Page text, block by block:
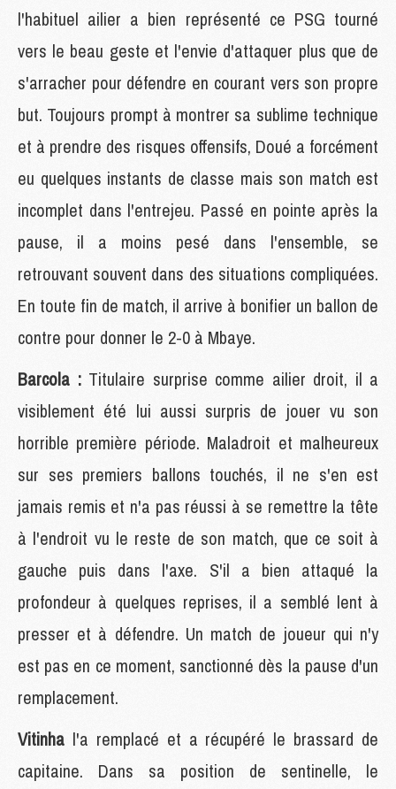
l'habituel ailier a bien représenté ce PSG tourné
vers le beau geste et l'envie d'attaquer plus que de
s'arracher pour défendre en courant vers son propre
but. Toujours prompt à montrer sa sublime technique
et à prendre des risques offensifs, Doué a forcément
eu quelques instants de classe mais son match est
incomplet dans l'entrejeu. Passé en pointe après la
pause, il a moins pesé dans l'ensemble, se
retrouvant souvent dans des situations compliquées.
En toute fin de match, il arrive à bonifier un ballon de
contre pour donner le 2-0 à Mbaye.
Barcola : Titulaire surprise comme ailier droit, il a
visiblement été lui aussi surpris de jouer vu son
horrible première période. Maladroit et malheureux
sur ses premiers ballons touchés, il ne s'en est
jamais remis et n'a pas réussi à se remettre la tête
à l'endroit vu le reste de son match, que ce soit à
gauche puis dans l'axe. S'il a bien attaqué la
profondeur à quelques reprises, il a semblé lent à
presser et à défendre. Un match de joueur qui n'y
est pas en ce moment, sanctionné dès la pause d'un
remplacement.
Vitinha l'a remplacé et a récupéré le brassard de
capitaine. Dans sa position de sentinelle, le